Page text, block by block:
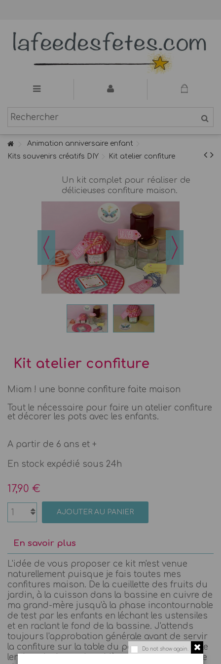
Do not show again.
Animation anniversaire enfant
Kits souvenirs créatifs DIY
Kit atelier confiture
Un kit complet pour réaliser de
délicieuses confiture maison.
Kit atelier confiture
Miam ! une bonne confiture faite maison
Tout le nécessaire pour faire un atelier confiture
et décorer les pots avec les enfants.
A partir de 6 ans et +
En stock expédié sous 24h
17,90 €
AJOUTER AU PANIER
En savoir plus
L'idée de vous proposer ce kit m'est venue
naturellement puisque je fais toutes mes
confitures maison. De la cueillette des fruits du
jardin, à la cuisson dans la bassine en cuivre de
ma grand-mère jusqu'à la phase incontournable
de test par les enfants en léchant les ustensiles
et en raclant le fond de la bassine. J'attends
toujours l'approbation générale avant de servir
la confiture sur la table du petit déjeuner dès le
lendemain. Le seul problème c'est que le pot se